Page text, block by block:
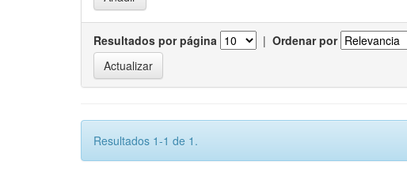
Resultados por página | Ordenar por
Resultados 1-1 de 1.